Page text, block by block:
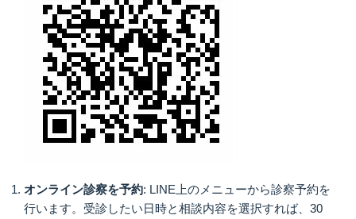
オンライン診察を予約: LINE上のメニューから診察予約を
行います。受診したい日時と相談内容を選択すれば、30